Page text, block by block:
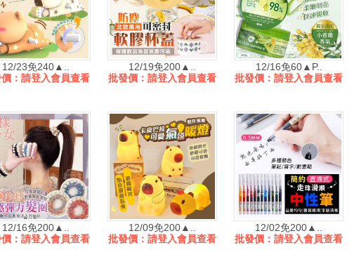
12/23免240▲..
：請登入會員查看
12/19免200▲..
批發價：請登入會員查看
12/16免60▲P..
批發價：請登入會員查看
12/16免200▲..
：請登入會員查看
12/09免200▲..
批發價：請登入會員查看
12/02免200▲..
批發價：請登入會員查看